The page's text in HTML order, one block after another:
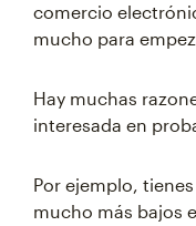
comercio
mucho para
Hay muchas
interesada en
Por ejemplo,
mucho más bajos